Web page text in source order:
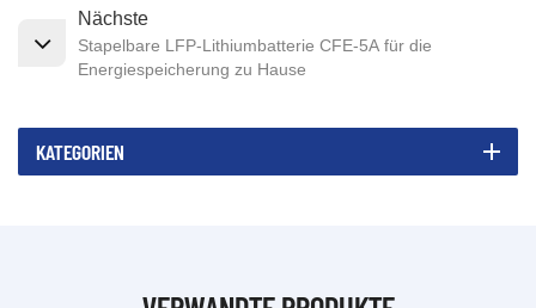
Nächste
Stapelbare LFP-Lithiumbatterie CFE-5A für die
Energiespeicherung zu Hause
KATEGORIEN